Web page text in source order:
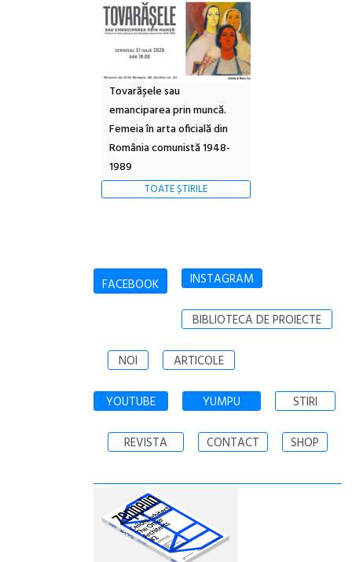
Tovarășele sau
emanciparea prin muncă.
Femeia în arta oficială din
România comunistă 1948-
1989
TOATE ȘTIRILE
FACEBOOK INSTAGRAM
BIBLIOTECA DE PROIECTE
NOI ARTICOLE
YOUTUBE YUMPU STIRI
REVISTA CONTACT SHOP